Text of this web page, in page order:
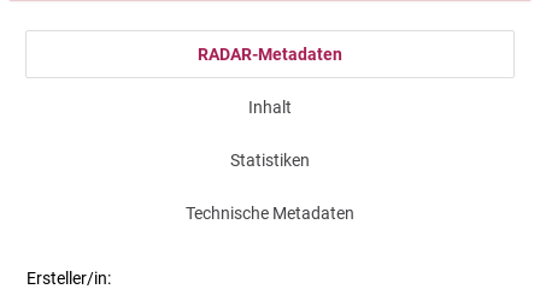
RADAR-Metadaten
Inhalt
Statistiken
Technische Metadaten
Ersteller/in: